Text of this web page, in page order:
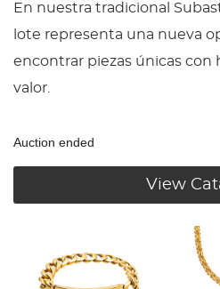
En nuestra tradicional
lote representa una nueva
encontrar piezas únicas con
valor.
Auction ended
View